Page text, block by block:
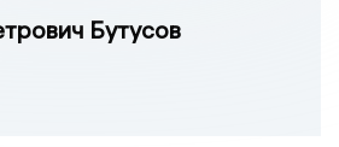
Бутусов